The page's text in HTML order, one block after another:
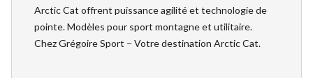
Arctic Cat offrent puissance agilité et technologie de
pointe. Modèles pour sport montagne et utilitaire.
Chez Grégoire Sport – Votre destination Arctic Cat.